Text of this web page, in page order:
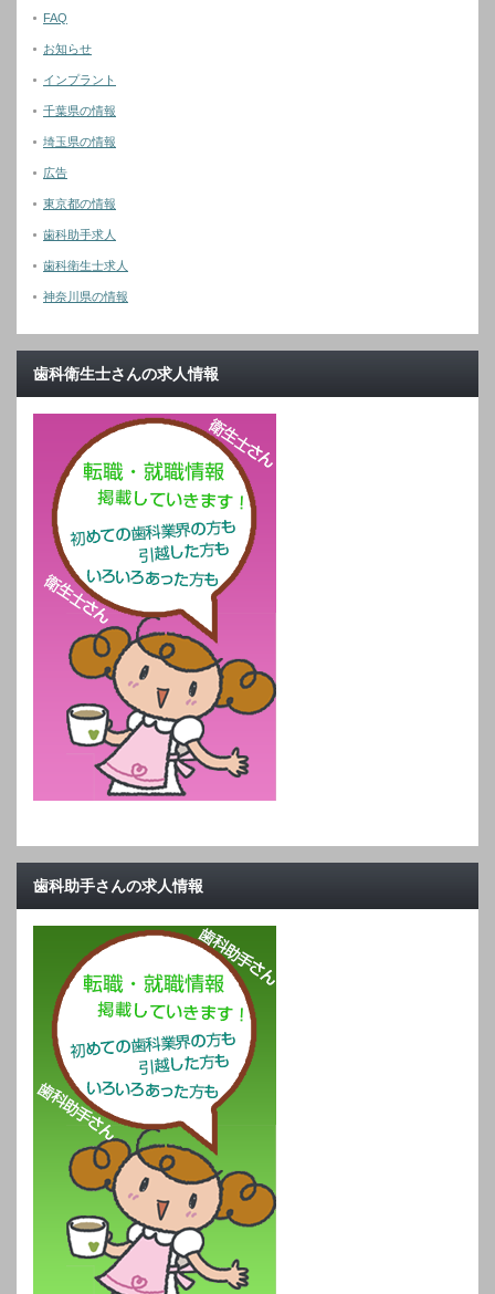
FAQ
お知らせ
インプラント
千葉県の情報
埼玉県の情報
広告
東京都の情報
歯科助手求人
歯科衛生士求人
神奈川県の情報
歯科衛生士さんの求人情報
歯科助手さんの求人情報